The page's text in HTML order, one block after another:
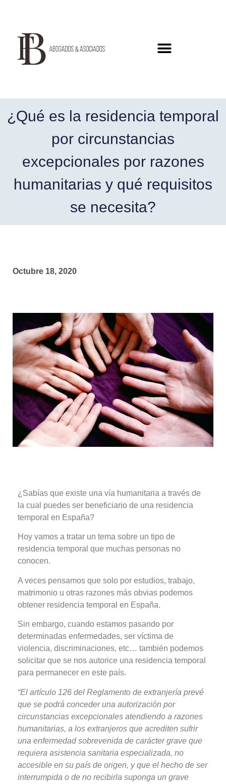
¿Qué es la residencia temporal
por circunstancias
excepcionales por razones
humanitarias y qué requisitos
se necesita?
Octubre 18, 2020
¿Sabías que existe una vía humanitaria a través de
la cual puedes ser beneficiario de una residencia
temporal en España?
Hoy vamos a tratar un tema sobre un tipo de
residencia temporal que muchas personas no
conocen.
A veces pensamos que solo por estudios, trabajo,
matrimonio u otras razones más obvias podemos
obtener residencia temporal en España.
Sin embargo, cuando estamos pasando por
determinadas enfermedades, ser víctima de
violencia, discriminaciones, etc… también podemos
solicitar que se nos autorice una residencia temporal
para permanecer en este país.
“El artículo 126 del Reglamento de extranjería prevé
que se podrá conceder una autorización por
circunstancias excepcionales atendiendo a razones
humanitarias, a los extranjeros que acrediten sufrir
una enfermedad sobrevenida de carácter grave que
requiera asistencia sanitaria especializada, no
accesible en su país de origen, y que el hecho de ser
interrumpida o de no recibirla suponga un grave